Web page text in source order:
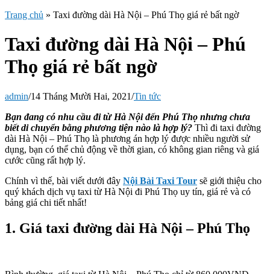
Trang chủ » Taxi đường dài Hà Nội – Phú Thọ giá rẻ bất ngờ
Taxi đường dài Hà Nội – Phú
Thọ giá rẻ bất ngờ
admin/14 Tháng Mười Hai, 2021/Tin tức
Bạn đang có nhu cầu đi từ Hà Nội đến Phú Thọ nhưng chưa
biết di chuyển bằng phương tiện nào là hợp lý? Thì đi taxi đường
dài Hà Nội – Phú Thọ là phương án hợp lý được nhiều người sử
dụng, bạn có thể chủ động về thời gian, có không gian riêng và giá
cước cũng rất hợp lý.
Chính vì thế, bài viết dưới đây Nội Bài Taxi Tour sẽ giới thiệu cho
quý khách dịch vụ taxi từ Hà Nội đi Phú Thọ uy tín, giá rẻ và có
bảng giá chi tiết nhất!
1. Giá taxi đường dài Hà Nội – Phú Thọ